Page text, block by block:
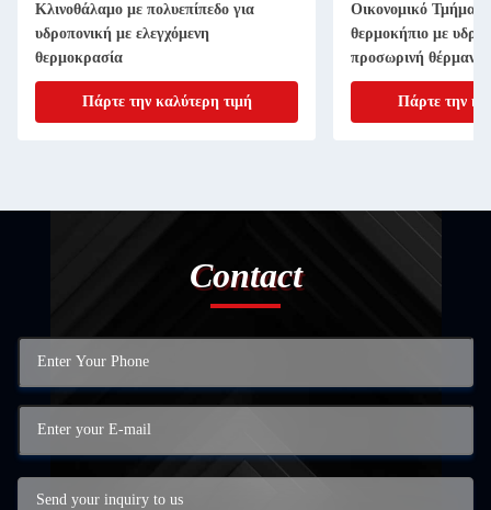
Κλινοθάλαμο με πολυεπίπεδο για
υδροπονική με ελεγχόμενη
θερμοκρασία
Πάρτε την καλύτερη τιμή
Οικονομικό Τμήμα
θερμοκήπιο με
προσωρινή
Πάρτε την
Contact